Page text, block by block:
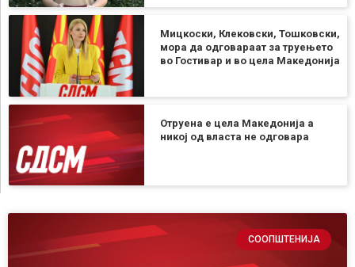
Мицкоски, Клековски, Тошковски,
мора да одговараат за труењето
во Гостивар и во цела Македонија
Отруена е цела Македонија а
никој од власта не одговара
СООПШТЕНИЈА